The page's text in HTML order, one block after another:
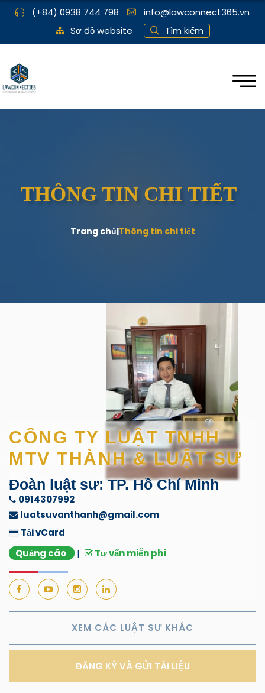
(+84) 0938 744 798
info@lawconnect365.vn
Sơ đồ website
Tìm kiếm
THÔNG TIN CHI TIẾT
Trang chủ|Thông tin chi tiết
CÔNG TY LUẬT TNHH
MTV THÀNH & LUẬT SƯ
Đoàn luật sư: TP. Hồ Chí Minh
0914307992
luatsuvanthanh@gmail.com
Tải vCard
Quảng cáo
| Tư vấn miễn phí
XEM CÁC LUẬT SƯ KHÁC
ĐĂNG KÝ VÀ GỬI TÀI LIỆU